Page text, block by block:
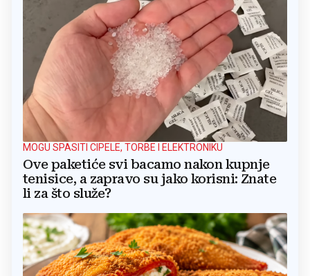
MOGU SPASITI CIPELE, TORBE I ELEKTRONIKU
Ove paketiće svi bacamo nakon kupnje
tenisice, a zapravo su jako korisni: Znate
li za što služe?